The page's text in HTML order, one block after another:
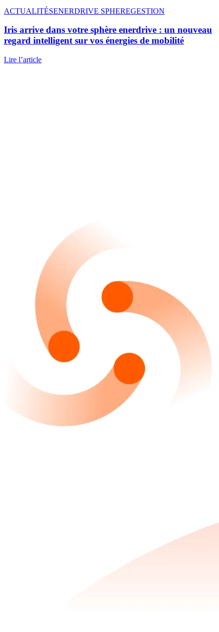
ACTUALITÉSENERDRIVE SPHEREGESTION
Iris arrive dans votre sphère enerdrive : un nouveau
regard intelligent sur vos énergies de mobilité
Lire l’article